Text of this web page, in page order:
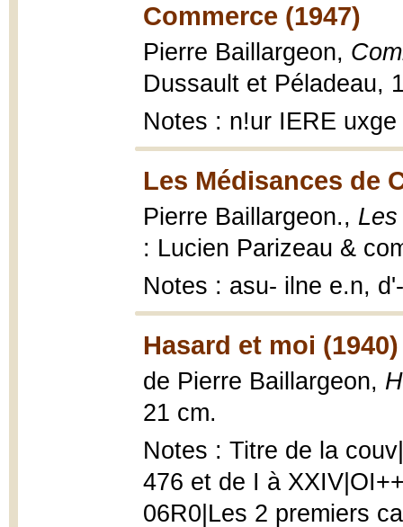
Commerce (1947)
Pierre Baillargeon,
Dussault et Péladeau,
Notes : n!ur IERE
Les Médisances de
Pierre Baillargeon.,
: Lucien Parizeau &
Notes : asu- ilne e.n,
Hasard et moi (1940)
de Pierre Baillargeon,
21 cm.
Notes : Titre de la
476 et de I à
06R0|Les 2 premiers